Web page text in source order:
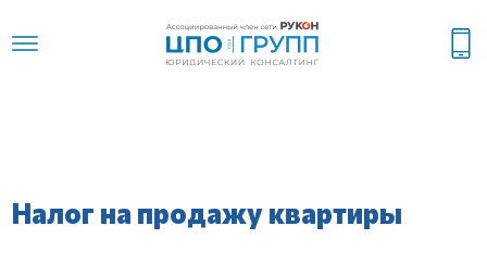
Налог на продажу квартиры